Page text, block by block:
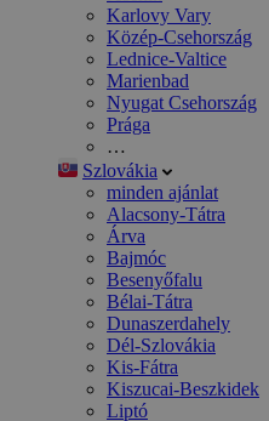
Karlovy Vary
Közép-Csehország
Lednice-Valtice
Marienbad
Nyugat Csehország
Prága
…
Szlovákia
minden ajánlat
Alacsony-Tátra
Árva
Bajmóc
Besenyőfalu
Bélai-Tátra
Dunaszerdahely
Dél-Szlovákia
Kis-Fátra
Kiszucai-Beszkidek
Liptó